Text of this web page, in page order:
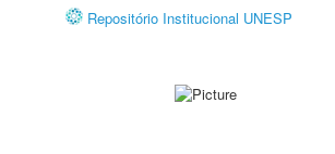
Repositório Institucional UNESP